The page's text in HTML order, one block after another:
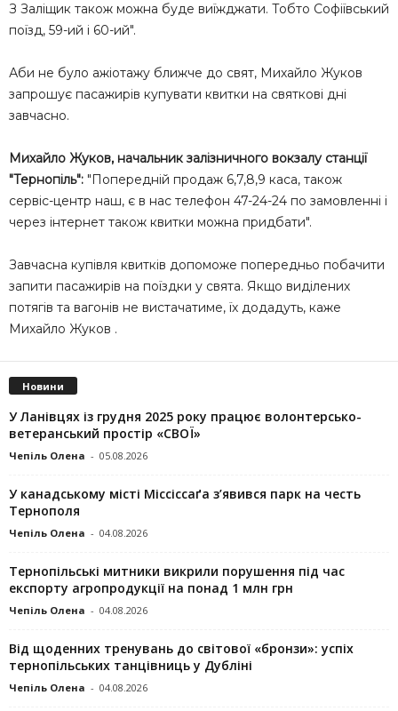
З Заліщик також можна буде виїжджати. Тобто Софіївський
поїзд, 59-ий і 60-ий".
Аби не було ажіотажу ближче до свят, Михайло Жуков
запрошує пасажирів купувати квитки на святкові дні
завчасно.
Михайло Жуков, начальник залізничного вокзалу станції
"Тернопіль": "Попередній продаж 6,7,8,9 каса, також
сервіс-центр наш, є в нас телефон 47-24-24 по замовленні і
через інтернет також квитки можна придбати".
Завчасна купівля квитків допоможе попередньо побачити
запити пасажирів на поїздки у свята. Якщо виділених
потягів та вагонів не вистачатиме, їх додадуть, каже
Михайло Жуков .
Новини
У Ланівцях із грудня 2025 року працює волонтерсько-
ветеранський простір «СВОЇ»
Чепіль Олена - 05.08.2026
У канадському місті Міссіссаґа з’явився парк на честь
Тернополя
Чепіль Олена - 04.08.2026
Тернопільські митники викрили порушення під час
експорту агропродукції на понад 1 млн грн
Чепіль Олена - 04.08.2026
Від щоденних тренувань до світової «бронзи»: успіх
тернопільських танцівниць у Дубліні
Чепіль Олена - 04.08.2026